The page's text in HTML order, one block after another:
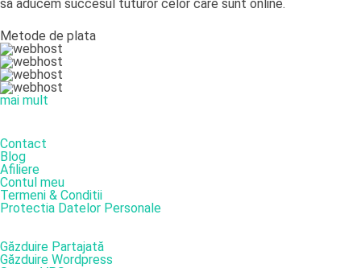
să aducem succesul tuturor celor care sunt online.
Metode de plata
mai mult
Contact
Blog
Afiliere
Contul meu
Termeni & Conditii
Protectia Datelor Personale
Găzduire Partajată
Găzduire Wordpress